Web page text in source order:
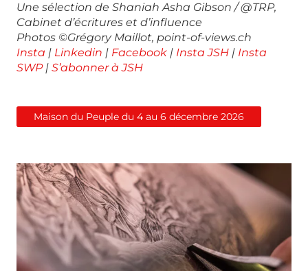
Une sélection de Shaniah Asha Gibson / @TRP,
Cabinet d’écritures et d’influence
Photos ©Grégory Maillot, point-of-views.ch
Insta | Linkedin | Facebook | Insta JSH | Insta
SWP| S’abonner à JSH
Maison du Peuple du 4 au 6 décembre 2026